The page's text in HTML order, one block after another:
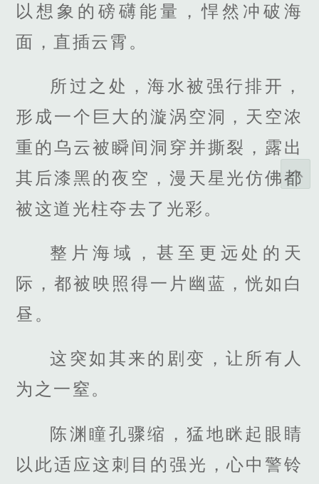
以想象的磅礴能量，悍然冲破海
面，直插云霄。
所过之处，海水被强行排开，
形成一个巨大的漩涡空洞，天空浓
重的乌云被瞬间洞穿并撕裂，露出
其后漆黑的夜空，漫天星光仿佛都
被这道光柱夺去了光彩。
整片海域，甚至更远处的天
际，都被映照得一片幽蓝，恍如白
昼。
这突如其来的剧变，让所有人
为之一窒。
陈渊瞳孔骤缩，猛地眯起眼睛
以此适应这刺目的强光，心中警铃